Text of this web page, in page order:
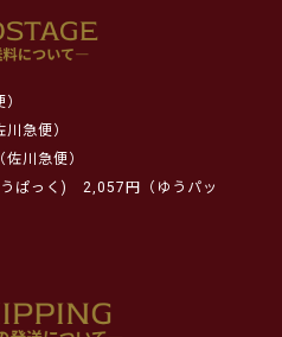
急便）
川急便）
ぱっく)
2,057円（ゆうパッ